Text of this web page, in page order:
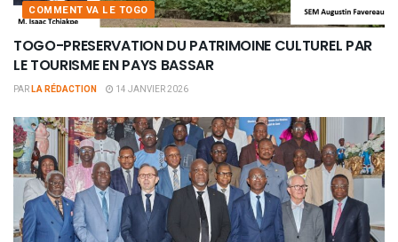
COMMENT VA LE TOGO
TOGO-PRESERVATION DU PATRIMOINE CULTUREL PAR
LE TOURISME EN PAYS BASSAR
PARLA RÉDACTION 14 JANVIER 2026